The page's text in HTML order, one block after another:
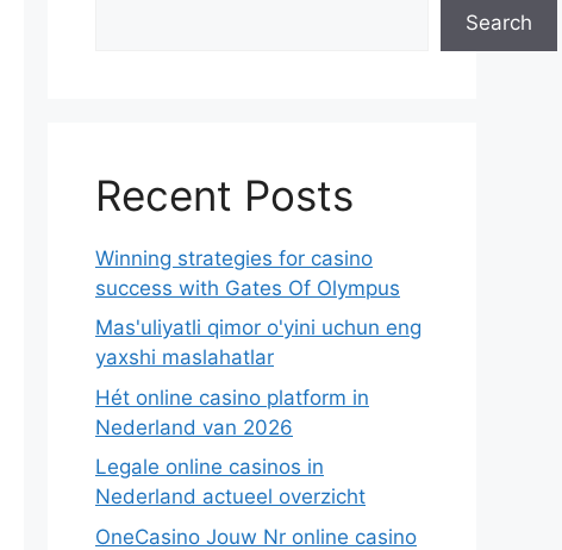
Search
Recent Posts
Winning strategies for casino
success with Gates Of Olympus
Mas'uliyatli qimor o'yini uchun eng
yaxshi maslahatlar
Hét online casino platform in
Nederland van 2026
Legale online casinos in
Nederland actueel overzicht
OneCasino Jouw Nr online casino